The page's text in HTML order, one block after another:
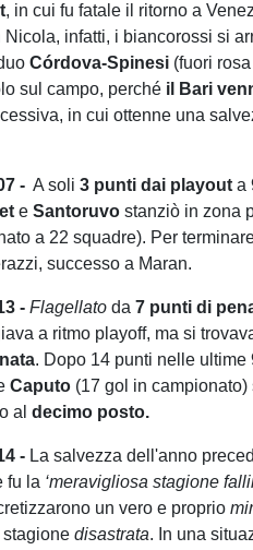
, in cui fu fatale il ritorno a
infatti, i biancorossi si
Córdova-Spinesi (fuori
sul campo, perché il Bari
in cui ottenne una
- A soli3 punti dai playouta
eSantoruvostanziò in zona
a 22 squadre). Per
successo a Maran.
- Flagellatoda7 punti di
a ritmo playoff, ma si
. Dopo 14 punti nelle ultime
Caputo (17 gol in campionato)
aldecimo posto.
- La salvezza dell'anno
fu la ‘meravigliosa stagione
un vero e proprio
stagionedisastrata. In una